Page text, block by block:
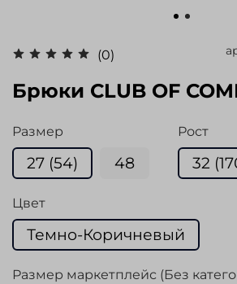
(0)
Брюки CLUB OF
Размер
27 (54) 48
Рост
32
Цвет
Темно-Коричневый
Размер маркетплейс (Без